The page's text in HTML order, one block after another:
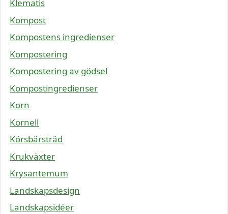
Klematis
Kompost
Kompostens ingredienser
Kompostering
Kompostering av gödsel
Kompostingredienser
Korn
Kornell
Körsbärsträd
Krukväxter
Krysantemum
Landskapsdesign
Landskapsidéer